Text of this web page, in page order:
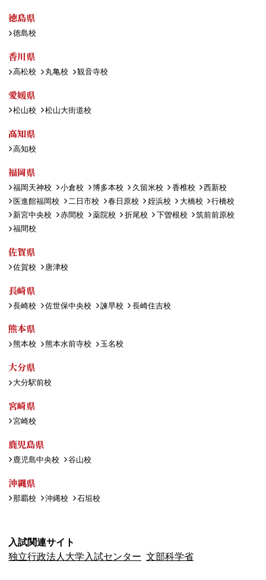
徳島県
徳島校
香川県
高松校 丸亀校 観音寺校
愛媛県
松山校 松山大街道校
高知県
高知校
福岡県
福岡天神校 小倉校 博多本校 久留米校 香椎校
西新校
医進館福岡校
二日市校 春日原校 姪浜校 大橋校
行橋校
新宮中央校
赤間校 薬院校 折尾校 下曽根校
筑前前原校
福間校
佐賀県
佐賀校 唐津校
長崎県
長崎校 佐世保中央校 諫早校 長崎住吉校
熊本県
熊本校 熊本水前寺校 玉名校
大分県
大分駅前校
宮崎県
宮崎校
鹿児島県
鹿児島中央校 谷山校
沖縄県
那覇校 沖縄校 石垣校
入試関連サイト
独立行政法人大学入試センター 文部科学省